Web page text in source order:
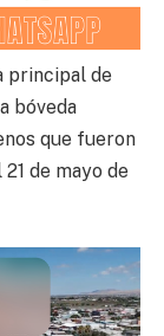
principal de
bóveda
que fueron
de mayo de